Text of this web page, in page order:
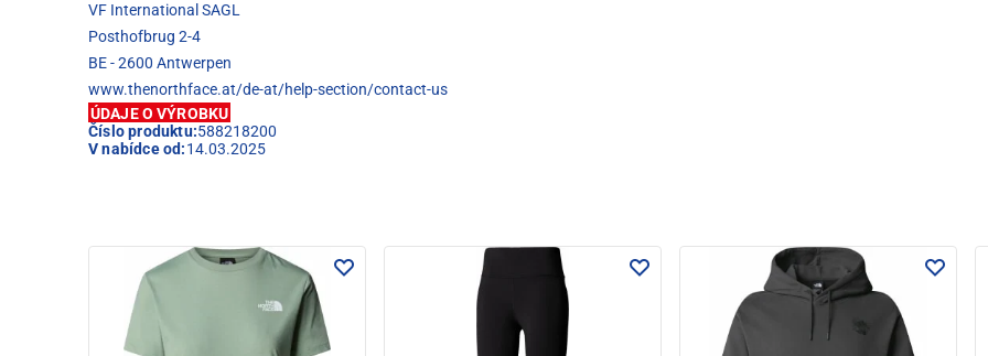
VF International SAGL
Posthofbrug 2-4
BE - 2600 Antwerpen
www.thenorthface.at/de-at/help-section/contact-us
ÚDAJE O VÝROBKU
Číslo produktu:588218200
V nabídce od:14.03.2025